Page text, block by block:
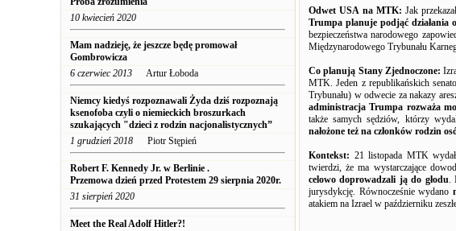
10 kwiecień 2020
Mam nadzieję, że jeszcze będę promował
Gombrowicza
6 czerwiec 2013 Artur Łoboda
Niemcy kiedyś rozpoznawali Żyda dziś rozpoznają
ksenofoba czyli o niemieckich broszurkach
szukających "dzieci z rodzin nacjonalistycznych”
1 grudzień 2018 Piotr Stępień
Robert F. Kennedy Jr. w Berlinie .
Przemowa dzień przed Protestem 29 sierpnia 2020r.
31 sierpień 2020
Meet the Real Adolf Hitler?!
Odwet USA na MTK: Jak
Trumpa planuje podjąć działania
bezpieczeństwa narodowego
Międzynarodowego Trybunału
Co planują Stany Zjednoczone:
MTK. Jeden z republikańskich
Trybunału) w odwecie za nakazy
administracja Trumpa rozważa
także samych sędziów, którzy
nałożone też na członków rodzin
Kontekst: 21 listopada MTK
twierdzi, że ma wystarczające
celowo doprowadzali ją do głodu.
jurysdykcję. Równocześnie wydano
atakiem na Izrael w październiku